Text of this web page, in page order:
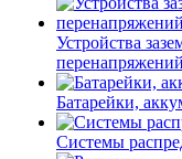
Устройства
перенапряжений
Батарейки,
Системы